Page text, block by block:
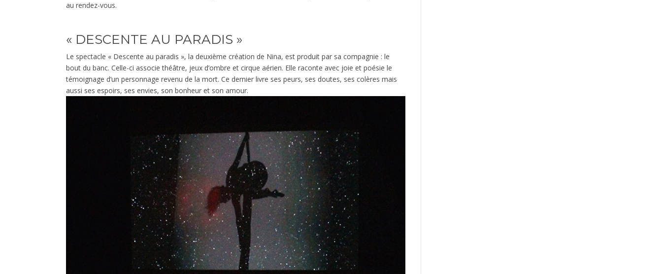
au rendez-vous.
« DESCENTE AU PARADIS »
Le spectacle « Descente au paradis », la deuxième création de Nina, est produit par sa compagnie : le
bout du banc. Celle-ci associe théâtre, jeux d’ombre et cirque aérien. Elle raconte avec joie et poésie le
témoignage d’un personnage revenu de la mort. Ce dernier livre ses peurs, ses doutes, ses colères mais
aussi ses espoirs, ses envies, son bonheur et son amour.